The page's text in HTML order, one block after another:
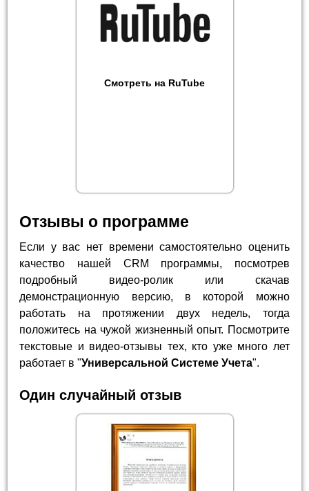
Смотреть на RuTube
Отзывы о программе
Если у вас нет времени самостоятельно оценить
качество нашей CRM программы, посмотрев
подробный видео-ролик или скачав
демонстрационную версию, в которой можно
работать на протяжении двух недель, тогда
положитесь на чужой жизненный опыт. Посмотрите
текстовые и видео-отзывы тех, кто уже много лет
работает в "Универсальной Системе Учета".
Один случайный отзыв